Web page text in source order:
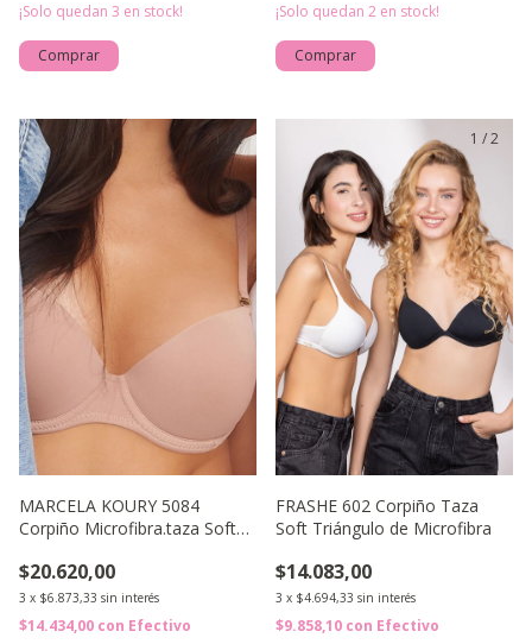
¡Solo quedan 3 en stock!
Comprar
¡Solo quedan 2 en stock!
Comprar
1 / 2
MARCELA KOURY 5084
Corpiño Microfibra.taza Soft
$20.620,00
3 x $6.873,33 sin interés
$14.434,00 con Efectivo
1 /2
FRASHE 602 Corpiño Taza
Soft Triángulo de Microfibra
$14.083,00
3 x $4.694,33 sin interés
$9.858,10 con Efectivo